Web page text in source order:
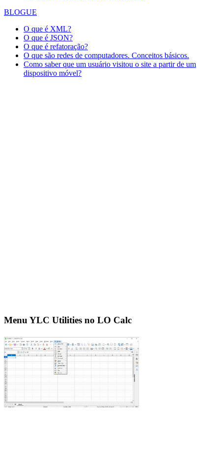
BLOGUE
O que é XML?
O que é JSON?
O que é refatoração?
O que são redes de computadores. Conceitos básicos.
Como saber que um usuário visitou o site a partir de um
dispositivo móvel?
Menu YLC Utilities no LO Calc